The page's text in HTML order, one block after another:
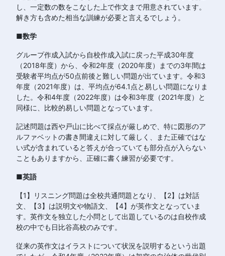
し、一定数の数をこなした上で作文まで用意されています。
解き方も含めた相当な訓練が必要と言えるでしょう。
■数学
グループ作成入試から自校作成入試に戻った平成30年度
（2018年度）から、令和2年度（2020年度）までの3年間は
受験者平均点が50点前後と難しい問題が出ています。令和3
年度（2021年度）は、平均点が64.1点と易しい問題になりま
した。令和4年度（2022年度）は令和3年度（2021年度）と
同様に、比較的易しい問題となっています。
記述問題は西や戸山に比べて採点が厳しめで、特に図形のア
ルファベットの書き間違えに対して厳しく、また正確ではな
い式が含まれていると答えが合っていても部分点が入らない
こともありますから、正確に書く練習が必要です。
■英語
【1】リスニング問題は全校共通問題となり、【2】は対話
文、【3】は説明文や物語文、【4】が英作文となっていま
す。英作文を独立した小問として出題しているのは自校作成
校の中でも日比谷高校のみです。
従来の英作文はイラストについて状況を説明するという出題